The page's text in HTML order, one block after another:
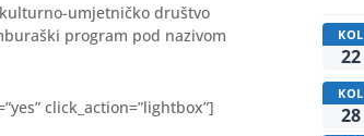
umjetničko društvo
program pod nazivom
click_action=”lightbox”]
KOL
22
KOL
28